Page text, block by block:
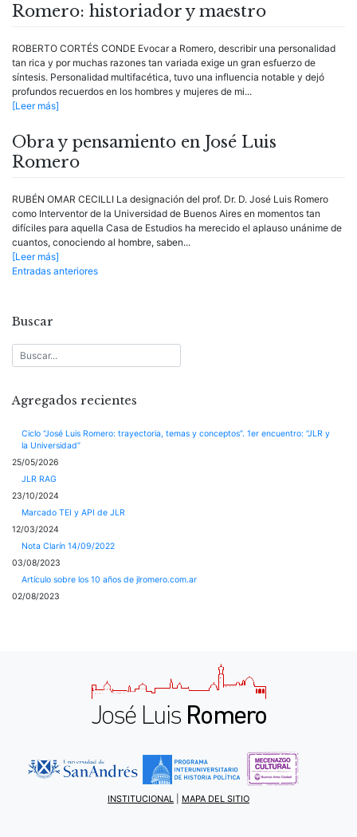
Romero: historiador y maestro
ROBERTO CORTÉS CONDE Evocar a Romero, describir una personalidad
tan rica y por muchas razones tan variada exige un gran esfuerzo de
síntesis. Personalidad multifacética, tuvo una influencia notable y dejó
profundos recuerdos en los hombres y mujeres de mi...
[Leer más]
Obra y pensamiento en José Luis
Romero
RUBÉN OMAR CECILLI La designación del prof. Dr. D. José Luis Romero
como Interventor de la Universidad de Buenos Aires en momentos tan
difíciles para aquella Casa de Estudios ha merecido el aplauso unánime de
cuantos, conociendo al hombre, saben...
[Leer más]
Navegación
entradas
Entradas anteriores
Buscar
Agregados recientes
Ciclo “José Luis Romero: trayectoria, temas y conceptos”. 1er encuentro: “JLR y
la Universidad”
25/05/2026
JLR RAG
23/10/2024
Marcado TEI y API de JLR
12/03/2024
Nota Clarín 14/09/2022
03/08/2023
Artículo sobre los 10 años de jlromero.com.ar
02/08/2023
INSTITUCIONAL MAPA DEL SITIO